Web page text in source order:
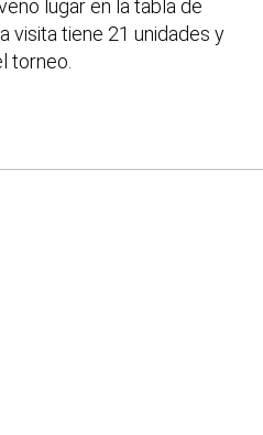
lugar en la tabla de
visita tiene 21 unidades y
torneo.